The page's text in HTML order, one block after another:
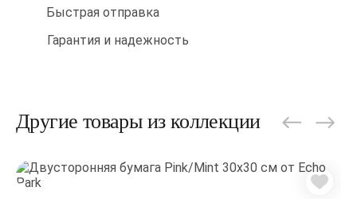
Быстрая отправка
Гарантия и надежность
Другие товары из коллекции